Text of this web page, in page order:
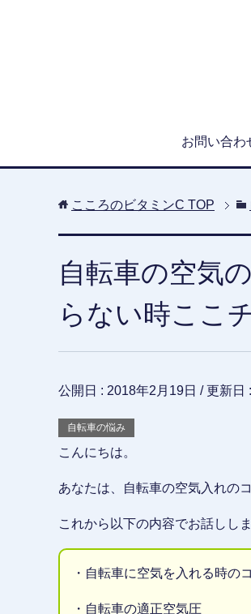
お問い合わ
こころのビタミンC TOP
自転車の空気
らない時ここ
公開日 : 2018年2月19日 / 更新日 :
自転車の悩み
こんにちは。
あなたは、自転車の空気入れの
これから以下の内容でお話ししま
・自転車に空気を入れる時の
・自転車の適正空気圧